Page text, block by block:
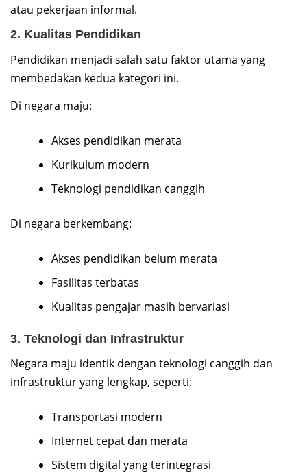
atau pekerjaan informal.
2. Kualitas Pendidikan
Pendidikan menjadi salah satu faktor utama yang
membedakan kedua kategori ini.
Di negara maju:
Akses pendidikan merata
Kurikulum modern
Teknologi pendidikan canggih
Di negara berkembang:
Akses pendidikan belum merata
Fasilitas terbatas
Kualitas pengajar masih bervariasi
3. Teknologi dan Infrastruktur
Negara maju identik dengan teknologi canggih dan
infrastruktur yang lengkap, seperti:
Transportasi modern
Internet cepat dan merata
Sistem digital yang terintegrasi